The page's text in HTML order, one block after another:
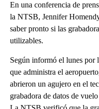
En una conferencia de
la NTSB, Jennifer
saber pronto si las
utilizables.
Según informó el lunes por
que administra el
abrieron un agujero en el
grabadora de datos de